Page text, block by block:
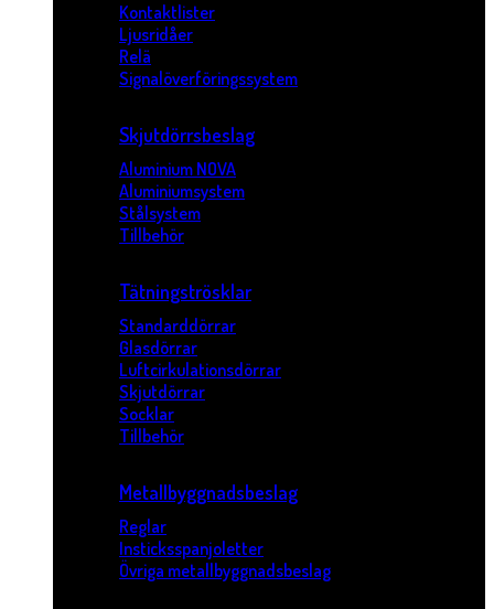
Kontaktlister
Ljusridåer
Relä
Signalöverföringssystem
Skjutdörrsbeslag
Aluminium NOVA
Aluminiumsystem
Stålsystem
Tillbehör
Tätningströsklar
Standarddörrar
Glasdörrar
Luftcirkulationsdörrar
Skjutdörrar
Socklar
Tillbehör
Metallbyggnadsbeslag
Reglar
Insticksspanjoletter
Övriga metallbyggnadsbeslag